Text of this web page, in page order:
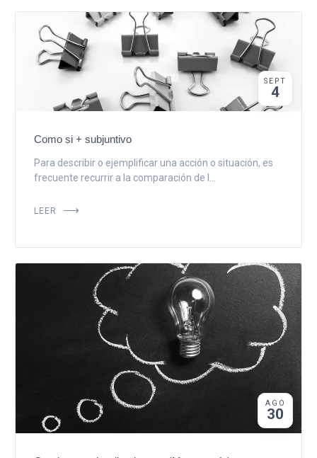
SEPT
4
Como si + subjuntivo
Para describir o ejemplificar una acción o situación, es
frecuente recurrir a la comparación de l...
LEER
AGO
30